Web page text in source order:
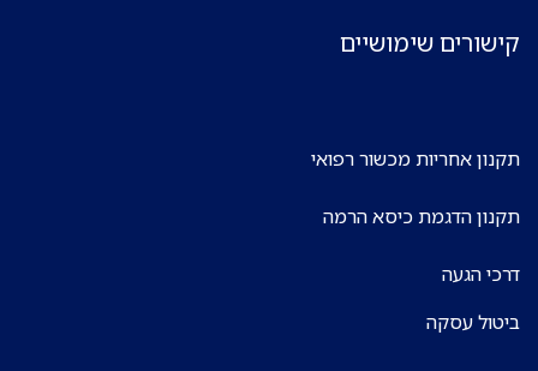
קישורים שימושיים
תקנון אחריות מכשור רפואי
תקנון הדגמת כיסא הרמה
דרכי הגעה
ביטול עסקה